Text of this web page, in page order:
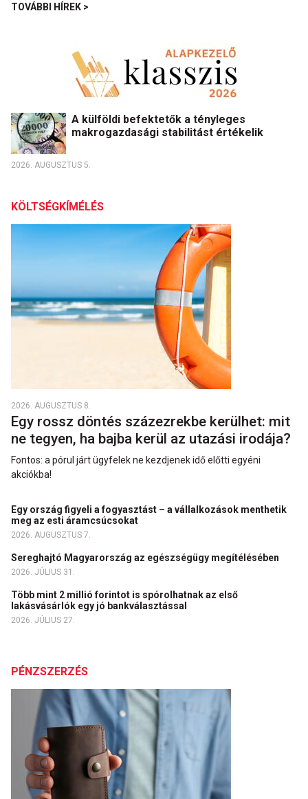
TOVÁBBI HÍREK >
A külföldi befektetők a tényleges
makrogazdasági stabilitást értékelik
2026. AUGUSZTUS 5.
KÖLTSÉGKÍMÉLÉS
2026. AUGUSZTUS 8.
Egy rossz döntés százezrekbe kerülhet: mit
ne tegyen, ha bajba kerül az utazási irodája?
Fontos: a pórul járt ügyfelek ne kezdjenek idő előtti egyéni
akciókba!
Egy ország figyeli a fogyasztást – a vállalkozások menthetik
meg az esti áramcsúcsokat
2026. AUGUSZTUS 7.
Sereghajtó Magyarország az egészségügy megítélésében
2026. JÚLIUS 31.
Több mint 2 millió forintot is spórolhatnak az első
lakásvásárlók egy jó bankválasztással
2026. JÚLIUS 27.
PÉNZSZERZÉS